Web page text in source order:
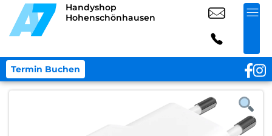
Handyshop
Hohenschönhausen
Termin Buchen